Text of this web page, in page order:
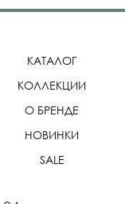
КАТАЛОГ
КОЛЛЕКЦИИ
О БРЕНДЕ
НОВИНКИ
SALE